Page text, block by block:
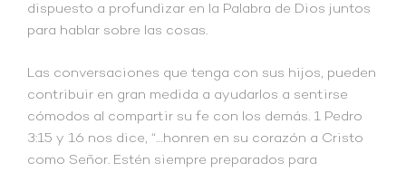
dispuesto a profundizar en la Palabra de Dios juntos
para hablar sobre las cosas.
Las conversaciones que tenga con sus hijos, pueden
contribuir en gran medida a ayudarlos a sentirse
cómodos al compartir su fe con los demás. 1 Pedro
3:15 y 16 nos dice, “…honren en su corazón a Cristo
como Señor. Estén siempre preparados para